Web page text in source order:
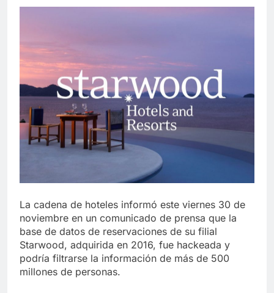
La cadena de hoteles informó este viernes 30 de
noviembre en un comunicado de prensa que la
base de datos de reservaciones de su filial
Starwood, adquirida en 2016, fue hackeada y
podría filtrarse la información de más de 500
millones de personas.